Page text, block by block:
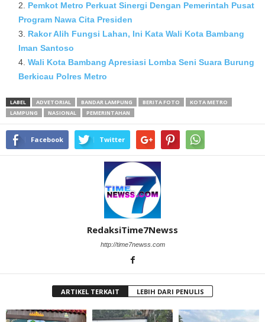
Pemkot Metro Perkuat Sinergi Dengan Pemerintah Pusat
Program Nawa Cita Presiden
Rakor Alih Fungsi Lahan, Ini Kata Wali Kota Bambang
Iman Santoso
Wali Kota Bambang Apresiasi Lomba Seni Suara Burung
Berkicau Polres Metro
LABEL ADVETORIAL BANDAR LAMPUNG BERITA FOTO
KOTA METRO
LAMPUNG
NASIONAL PEMERINTAHAN
Facebook Twitter
RedaksiTime7Newss
http://time7newss.com
ARTIKEL TERKAIT LEBIH DARI PENULIS